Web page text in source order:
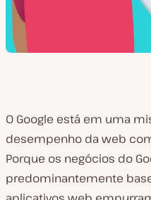
O Google está em uma
desempenho da web
Porque os negócios do
predominantemente